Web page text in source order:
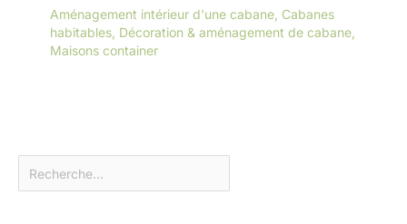
Aménagement intérieur d'une cabane, Cabanes
habitables, Décoration & aménagement de cabane,
Maisons container